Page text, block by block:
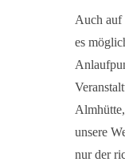
Auch auf
es
unsere
nur der